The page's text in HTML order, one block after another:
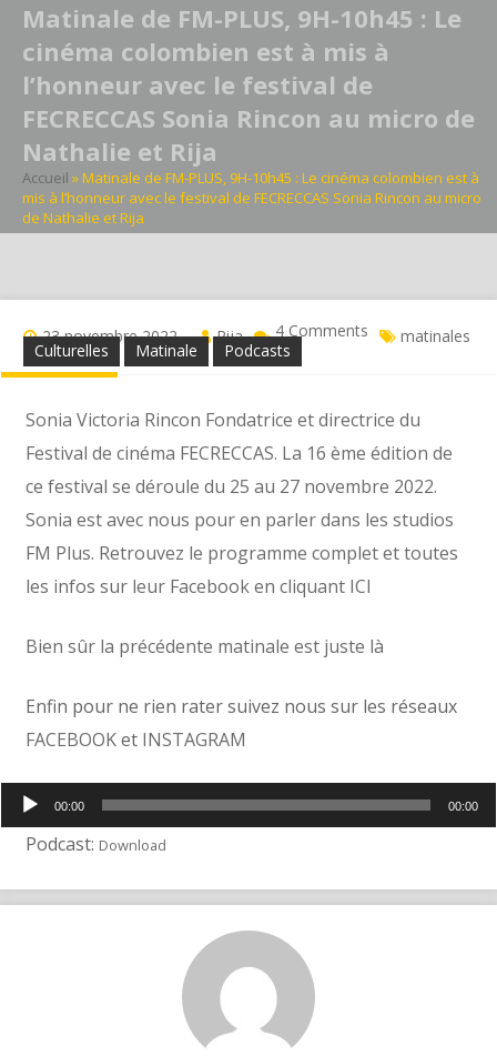
Matinale de FM-PLUS, 9H-10h45 : Le
cinéma colombien est à mis à
l’honneur avec le festival de
FECRECCAS Sonia Rincon au micro de
Nathalie et Rija
Accueil » Matinale de FM-PLUS, 9H-10h45 : Le cinéma colombien est à
mis à l’honneur avec le festival de FECRECCAS Sonia Rincon au micro
de Nathalie et Rija
Culturelles Matinale Podcasts
23 novembre 2022 Rija 4 Comments matinales
Sonia Victoria Rincon Fondatrice et directrice du
Festival de cinéma FECRECCAS. La 16 ème édition de
ce festival se déroule du 25 au 27 novembre 2022.
Sonia est avec nous pour en parler dans les studios
FM Plus. Retrouvez le programme complet et toutes
les infos sur leur Facebook en cliquant ICI
Bien sûr la précédente matinale est juste là
Enfin pour ne rien rater suivez nous sur les réseaux
FACEBOOKet INSTAGRAM
Lecteur
audio
00:00 00:00
Podcast: Download